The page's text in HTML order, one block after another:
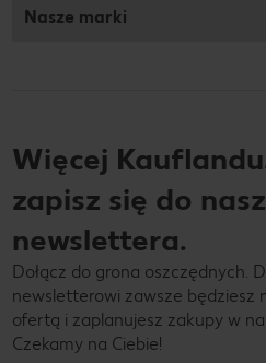
Nasze marki
Więcej
zapisz się do
newslettera.
Dołącz do grona oszczędnych.
newsletterowi zawsze będziesz
ofertą i zaplanujesz zakupy w
Czekamy na Ciebie!